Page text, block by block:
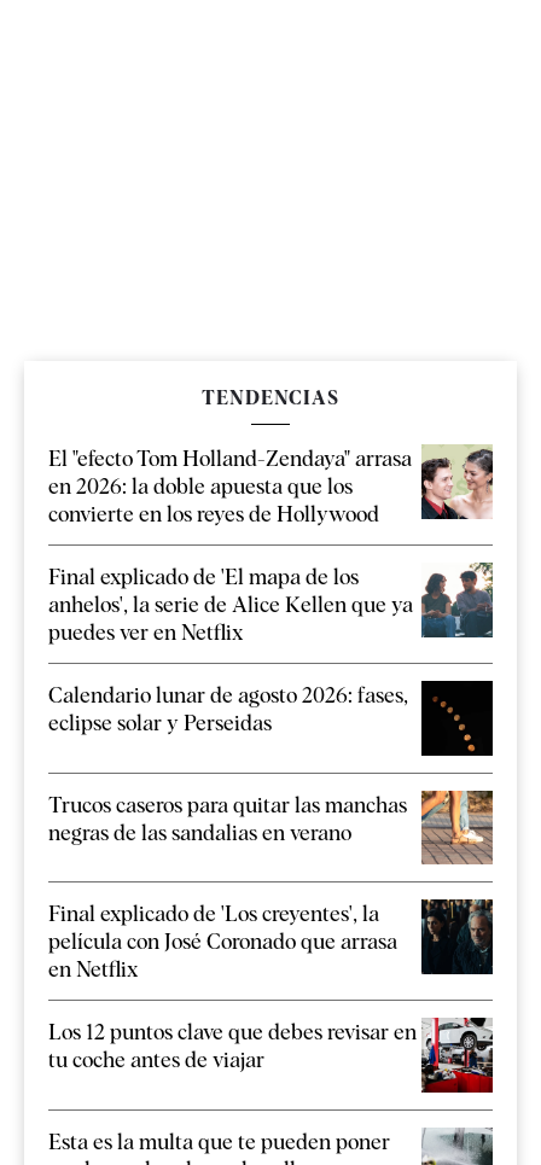
TENDENCIAS
El "efecto Tom Holland-Zendaya" arrasa
en 2026: la doble apuesta que los
convierte en los reyes de Hollywood
Final explicado de 'El mapa de los
anhelos', la serie de Alice Kellen que ya
puedes ver en Netflix
Calendario lunar de agosto 2026: fases,
eclipse solar y Perseidas
Trucos caseros para quitar las manchas
negras de las sandalias en verano
Final explicado de 'Los creyentes', la
película con José Coronado que arrasa
en Netflix
Los 12 puntos clave que debes revisar en
tu coche antes de viajar
Esta es la multa que te pueden poner